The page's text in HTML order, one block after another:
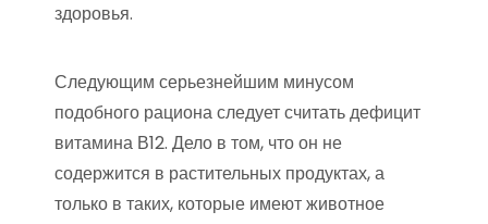
здоровья.
Следующим серьезнейшим минусом
подобного рациона следует считать дефицит
витамина В12. Дело в том, что он не
содержится в растительных продуктах, а
только в таких, которые имеют животное